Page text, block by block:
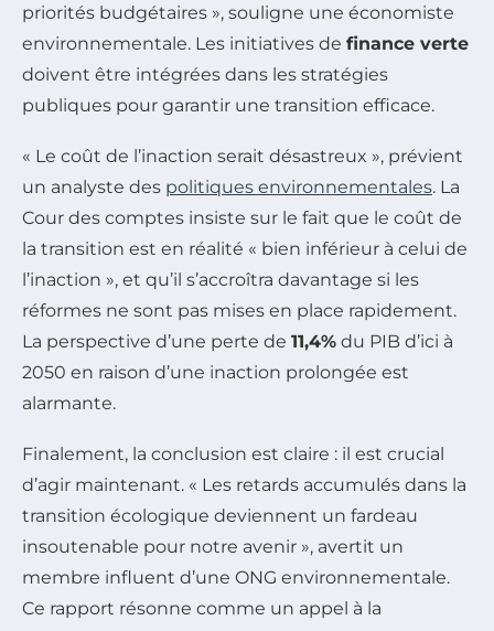
priorités budgétaires », souligne une économiste
environnementale. Les initiatives de finance verte
doivent être intégrées dans les stratégies
publiques pour garantir une transition efficace.
« Le coût de l’inaction serait désastreux », prévient
un analyste des politiques environnementales. La
Cour des comptes insiste sur le fait que le coût de
la transition est en réalité « bien inférieur à celui de
l’inaction », et qu’il s’accroîtra davantage si les
réformes ne sont pas mises en place rapidement.
La perspective d’une perte de 11,4% du PIB d’ici à
2050 en raison d’une inaction prolongée est
alarmante.
Finalement, la conclusion est claire : il est crucial
d’agir maintenant. « Les retards accumulés dans la
transition écologique deviennent un fardeau
insoutenable pour notre avenir », avertit un
membre influent d’une ONG environnementale.
Ce rapport résonne comme un appel à la